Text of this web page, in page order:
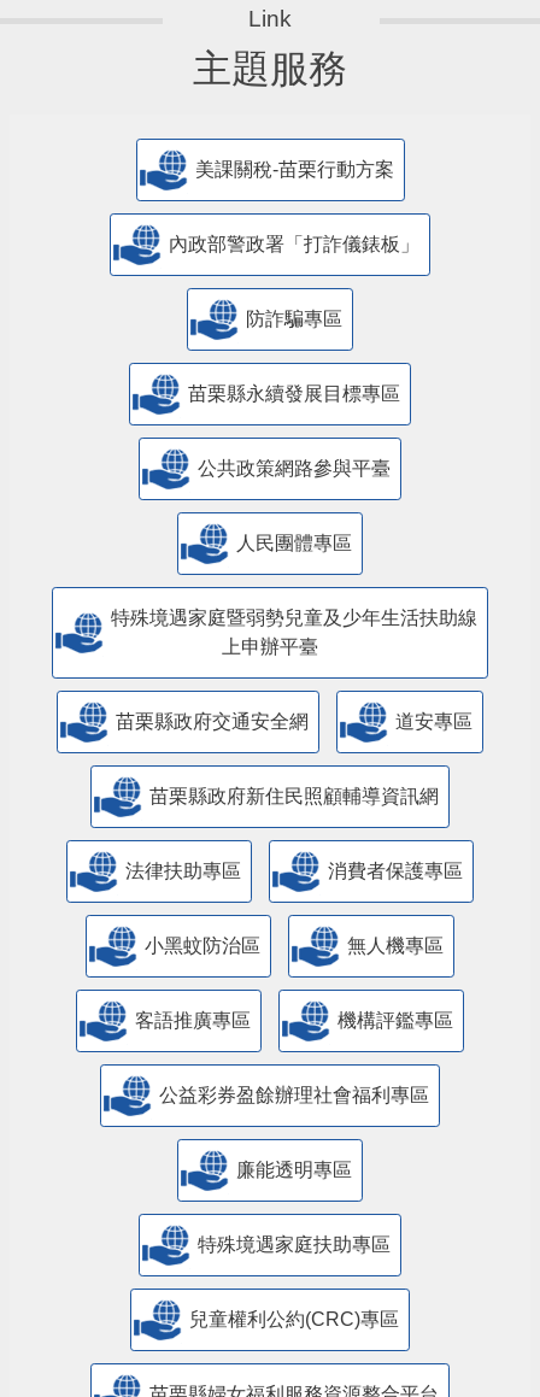
主題服務
美課關稅-苗栗行動方案
內政部警政署「打詐儀錶板」
防詐騙專區
苗栗縣永續發展目標專區
公共政策網路參與平臺
人民團體專區
特殊境遇家庭暨弱勢兒童及少年生活扶助線
上申辦平臺
苗栗縣政府交通安全網 道安專區
苗栗縣政府新住民照顧輔導資訊網
法律扶助專區 消費者保護專區
小黑蚊防治區 無人機專區
客語推廣專區 機構評鑑專區
公益彩券盈餘辦理社會福利專區
廉能透明專區
特殊境遇家庭扶助專區
兒童權利公約(CRC)專區
苗栗縣婦女福利服務資源整合平台